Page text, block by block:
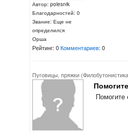
Автор: polesnik
Благодарностей: 0
Звание: Еще не
определился
Орша
Рейтинг: 0Комментариев: 0
Пуговицы, пряжки
Помогите